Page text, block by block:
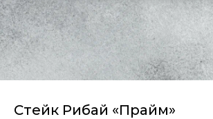
Стейк Рибай «Прайм»